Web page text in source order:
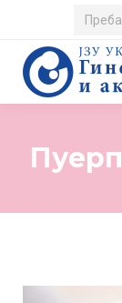
Search: